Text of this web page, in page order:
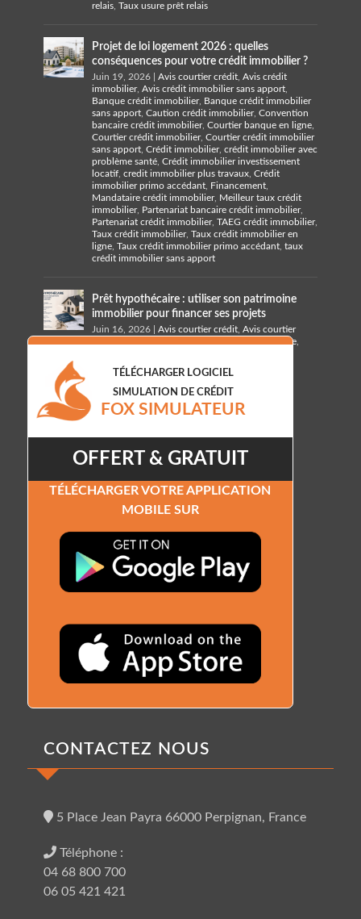
relais, Taux usure prêt relais
Projet de loi logement 2026 : quelles
conséquences pour votre crédit immobilier ?
Juin 19, 2026| Avis courtier crédit, Avis crédit
immobilier, Avis crédit immobilier sans apport,
Banque crédit immobilier, Banque crédit immobilier
sans apport, Caution crédit immobilier, Convention
bancaire crédit immobilier, Courtier banque en ligne,
Courtier crédit immobilier, Courtier crédit immobilier
sans apport, Crédit immobilier, crédit immobilier avec
problème santé, Crédit immobilier investissement
locatif, credit immobilier plus travaux, Crédit
immobilier primo accédant, Financement,
Mandataire crédit immobilier, Meilleur taux crédit
immobilier, Partenariat bancaire crédit immobilier,
Partenariat crédit immobilier, TAEG crédit immobilier,
Taux crédit immobilier, Taux crédit immobilier en
ligne, Taux crédit immobilier primo accédant, taux
crédit immobilier sans apport
Prêt hypothécaire : utiliser son patrimoine
immobilier pour financer ses projets
Juin 16, 2026| Avis courtier crédit, Avis courtier
Banque crédit hypothécaire,
hypothécaire
TÉLÉCHARGER LOGICIEL
SIMULATION DE CRÉDIT
FOX SIMULATEUR
OFFERT & GRATUIT
TÉLÉCHARGER VOTRE APPLICATION
MOBILE SUR
CONTACTEZ NOUS
5 Place Jean Payra 66000 Perpignan, France
Téléphone :
04 68 800 700
06 05 421 421